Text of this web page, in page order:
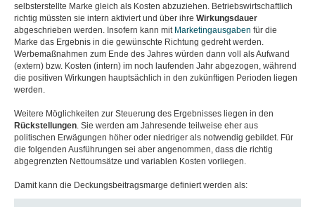
selbsterstellte Marke gleich als Kosten abzuziehen. Betriebswirtschaftlich
richtig müssten sie intern aktiviert und über ihre Wirkungsdauer
abgeschrieben werden. Insofern kann mit Marketingausgaben für die
Marke das Ergebnis in die gewünschte Richtung gedreht werden.
Werbemaßnahmen zum Ende des Jahres würden dann voll als Aufwand
(extern) bzw. Kosten (intern) im noch laufenden Jahr abgezogen, während
die positiven Wirkungen hauptsächlich in den zukünftigen Perioden liegen
werden.
Weitere Möglichkeiten zur Steuerung des Ergebnisses liegen in den
Rückstellungen. Sie werden am Jahresende teilweise eher aus
politischen Erwägungen höher oder niedriger als notwendig gebildet. Für
die folgenden Ausführungen sei aber angenommen, dass die richtig
abgegrenzten Nettoumsätze und variablen Kosten vorliegen.
Damit kann die Deckungsbeitragsmarge definiert werden als: